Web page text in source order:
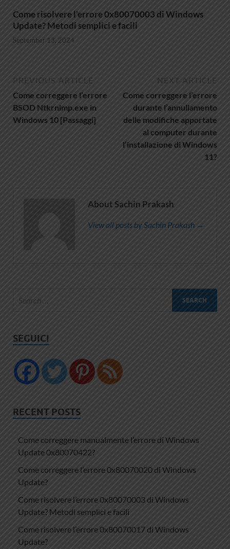
Come risolvere l’errore 0x80070003 di Windows
Update? Metodi semplici e facili
September 13, 2024
PREVIOUS ARTICLE
Come correggere l’errore
BSOD Ntkrnlmp.exe in
Windows 10 [Passaggi]
NEXT ARTICLE
Come correggere l’errore
durante l’annullamento
delle modifiche apportate
al computer durante
l’installazione di Windows
11?
About Sachin Prakash
View all posts by Sachin Prakash →
SEGUICI
RECENT POSTS
Come correggere manualmente l’errore di Windows
Update 0x80070422?
Come correggere l’errore 0x80070020 di Windows
Update?
Come risolvere l’errore 0x80070003 di Windows
Update? Metodi semplici e facili
Come risolvere l’errore 0x80070017 di Windows
Update?